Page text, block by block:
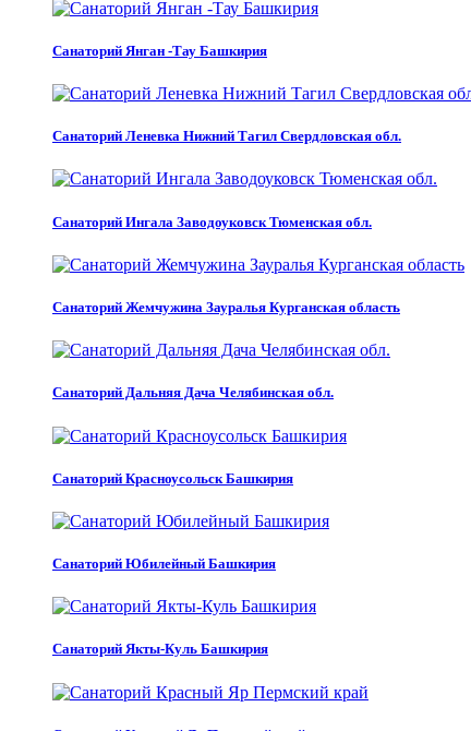
Санаторий Янган -Тау Башкирия
Санаторий Леневка Нижний Тагил Свердловская обл.
Санаторий Ингала Заводоуковск Тюменская обл.
Санаторий Жемчужина Зауралья Курганская область
Санаторий Дальняя Дача Челябинская обл.
Санаторий Красноусольск Башкирия
Санаторий Юбилейный Башкирия
Санаторий Якты-Куль Башкирия